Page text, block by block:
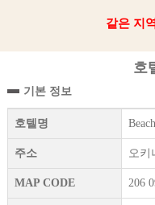
같은 지
호
기본 정보
호텔명
주소 오키
MAP CODE 206